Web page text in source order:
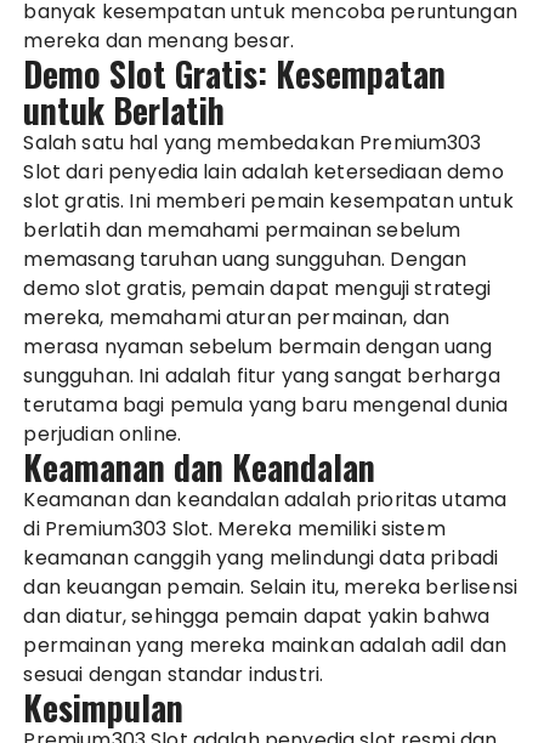
banyak kesempatan untuk mencoba peruntungan
mereka dan menang besar.
Demo Slot Gratis: Kesempatan
untuk Berlatih
Salah satu hal yang membedakan Premium303
Slot dari penyedia lain adalah ketersediaan demo
slot gratis. Ini memberi pemain kesempatan untuk
berlatih dan memahami permainan sebelum
memasang taruhan uang sungguhan. Dengan
demo slot gratis, pemain dapat menguji strategi
mereka, memahami aturan permainan, dan
merasa nyaman sebelum bermain dengan uang
sungguhan. Ini adalah fitur yang sangat berharga
terutama bagi pemula yang baru mengenal dunia
perjudian online.
Keamanan dan Keandalan
Keamanan dan keandalan adalah prioritas utama
di Premium303 Slot. Mereka memiliki sistem
keamanan canggih yang melindungi data pribadi
dan keuangan pemain. Selain itu, mereka berlisensi
dan diatur, sehingga pemain dapat yakin bahwa
permainan yang mereka mainkan adalah adil dan
sesuai dengan standar industri.
Kesimpulan